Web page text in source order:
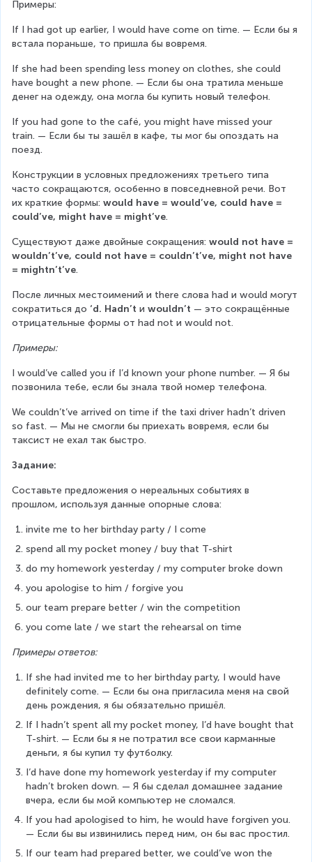
Примеры:
If I had got up earlier, I would have come on time. — Если бы я
встала пораньше, то пришла бы вовремя.
If she had been spending less money on clothes, she could
have bought a new phone. — Если бы она тратила меньше
денег на одежду, она могла бы купить новый телефон.
If you had gone to the café, you might have missed your
train. — Если бы ты зашёл в кафе, ты мог бы опоздать на
поезд.
Конструкции в условных предложениях третьего типа
часто сокращаются, особенно в повседневной речи. Вот
их краткие формы: would have = would’ve, could have =
could’ve, might have = might’ve.
Существуют даже двойные сокращения: would not have =
wouldn’t’ve, could not have = couldn’t’ve, might not have
= mightn’t’ve.
После личных местоимений и there слова had и would могут
сократиться до ‘d. Hadn’t и wouldn’t — это сокращённые
отрицательные формы от had not и would not.
Примеры:
I would’ve called you if I’d known your phone number. — Я бы
позвонила тебе, если бы знала твой номер телефона.
We couldn’t’ve arrived on time if the taxi driver hadn’t driven
so fast. — Мы не смогли бы приехать вовремя, если бы
таксист не ехал так быстро.
Задание:
Составьте предложения о нереальных событиях в
прошлом, используя данные опорные слова:
invite me to her birthday party / I come
spend all my pocket money / buy that T-shirt
do my homework yesterday / my computer broke down
you apologise to him / forgive you
our team prepare better / win the competition
you come late / we start the rehearsal on time
Примеры ответов:
If she had invited me to her birthday party, I would have
definitely come. — Если бы она пригласила меня на свой
день рождения, я бы обязательно пришёл.
If I hadn’t spent all my pocket money, I’d have bought that
T-shirt. — Если бы я не потратил все свои карманные
деньги, я бы купил ту футболку.
I’d have done my homework yesterday if my computer
hadn’t broken down. — Я бы сделал домашнее задание
вчера, если бы мой компьютер не сломался.
If you had apologised to him, he would have forgiven you.
— Если бы вы извинились перед ним, он бы вас простил.
If our team had prepared better, we could’ve won the